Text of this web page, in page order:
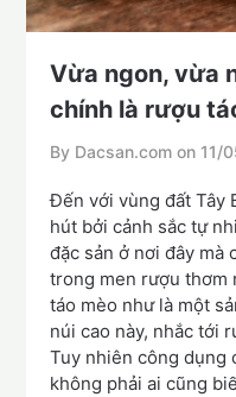
Vừa ngon, vừa
chính là rượu
By Dacsan.com on 11/
Đến với vùng đất Tây
hút bởi cảnh sắc tự
đặc sản ở nơi đây mà
trong men rượu thơm
táo mèo như là một
núi cao này, nhắc tới
Tuy nhiên công dụng
không phải ai cũng